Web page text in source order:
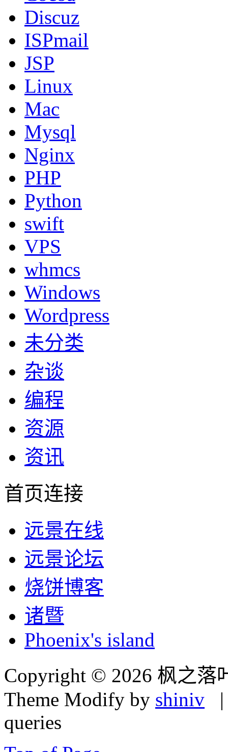
Discuz
ISPmail
JSP
Linux
Mac
Mysql
Nginx
PHP
Python
swift
VPS
whmcs
Windows
Wordpress
未分类
杂谈
编程
资源
资讯
首页连接
远景在线
远景论坛
烧饼博客
诸暨
Phoenix's island
Copyright © 2026 枫之落
Theme Modify by shiniv |
queries